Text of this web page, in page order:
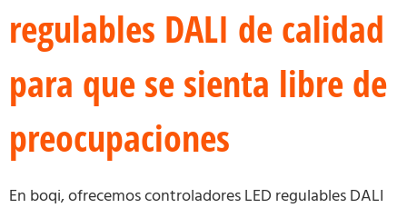
regulables DALI de calidad
para que se sienta libre de
preocupaciones
En boqi, ofrecemos controladores LED regulables DALI